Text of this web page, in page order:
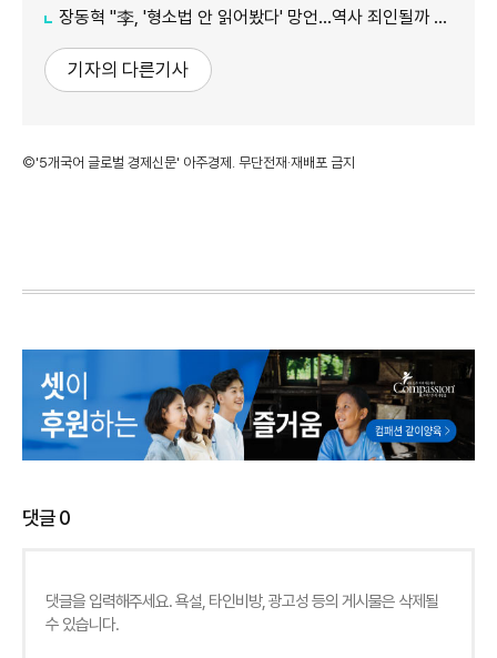
장동혁 "李, '형소법 안 읽어봤다' 망언...역사 죄인될까 책임 회피"
기자의 다른기사
©'5개국어 글로벌 경제신문' 아주경제. 무단전재·재배포 금지
댓글0